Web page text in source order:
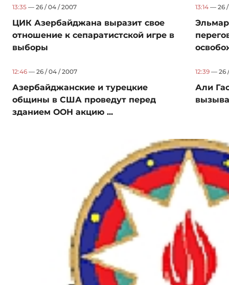
13:35 — 26 / 04 / 2007
ЦИК Азербайджана выразит свое
отношение к сепаратистской игре в
выборы
13:14 — 26
12:46 — 26 / 04 / 2007
Азербайджанские и турецкие
общины в США проведут перед
зданием ООН акцию ...
12:39 — 26
Али